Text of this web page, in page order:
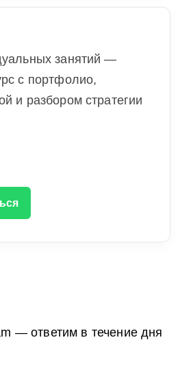
занятий —
с портфолио,
и разбором стратегии
— ответим в течение дня